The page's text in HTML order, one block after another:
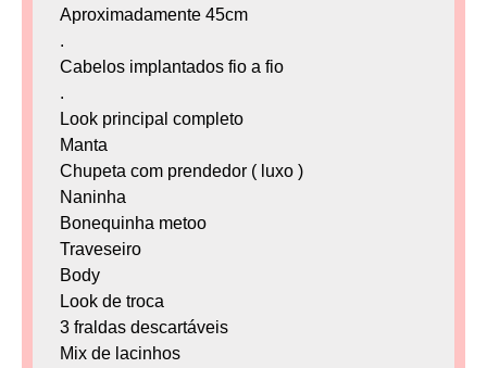
Aproximadamente 45cm
.
Cabelos implantados fio a fio
.
Look principal completo
Manta
Chupeta com prendedor ( luxo )
Naninha
Bonequinha metoo
Traveseiro
Body
Look de troca
3 fraldas descartáveis
Mix de lacinhos